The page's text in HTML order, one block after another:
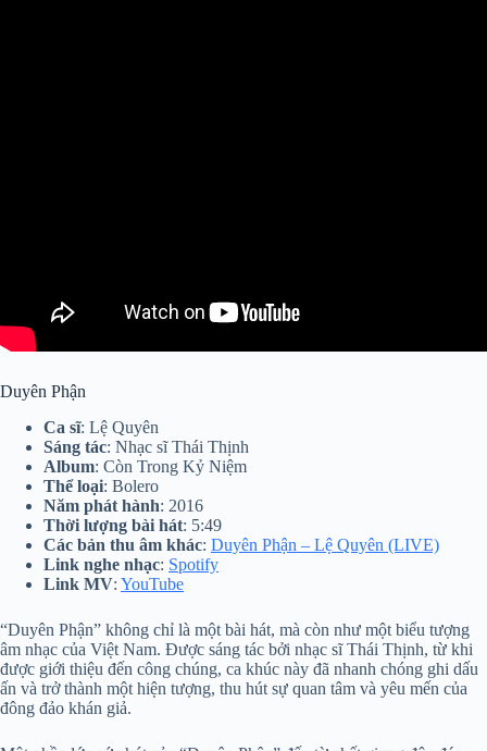
Duyên Phận
Ca sĩ: Lệ Quyên
Sáng tác: Nhạc sĩ Thái Thịnh
Album: Còn Trong Kỷ Niệm
Thể loại: Bolero
Năm phát hành: 2016
Thời lượng bài hát: 5:49
Các bản thu âm khác: Duyên Phận – Lệ Quyên (LIVE)
Link nghe nhạc: Spotify
Link MV: YouTube
“Duyên Phận” không chỉ là một bài hát, mà còn như một biểu tượng
âm nhạc của Việt Nam. Được sáng tác bởi nhạc sĩ Thái Thịnh, từ khi
được giới thiệu đến công chúng, ca khúc này đã nhanh chóng ghi dấu
ấn và trở thành một hiện tượng, thu hút sự quan tâm và yêu mến của
đông đảo khán giả.